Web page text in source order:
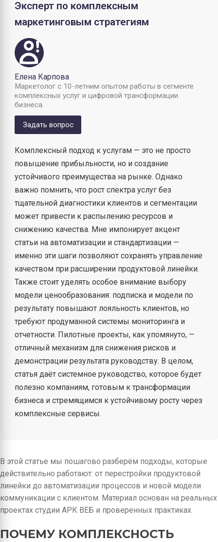
Эксперт по комплексным
маркетинговым стратегиям
Елена Карпова
Маркетолог с 10-летним опытом работы в сегменте
комплексных услуг и цифровой трансформации
бизнеса.
Задать вопрос
Комплексный подход к услугам — это не просто
повышение прибыльности, но и создание
устойчивого преимущества на рынке. Однако
важно помнить, что рост спектра услуг без
тщательной диагностики клиентов и сегментации
может привести к распылению ресурсов и
снижению качества. Мне импонирует акцент
статьи на автоматизации и стандартизации —
именно эти шаги позволяют сохранять управление
качеством при расширении продуктовой линейки.
Также стоит уделять особое внимание выбору
модели ценообразования: подписка и модели по
результату повышают лояльность клиентов, но
требуют продуманной системы мониторинга и
отчетности. Пилотные проекты, как упомянуто, —
отличный механизм для снижения рисков и
демонстрации результата руководству. В целом,
статья даёт системное руководство, которое будет
полезно компаниям, готовым к трансформации
бизнеса и стремящимся к устойчивому росту через
комплексные сервисы.
В этой статье мы пошагово разберём подходы, которые
действительно работают: от перестройки продуктовой
линейки до автоматизации процессов и новой модели
коммуникации с клиентом. Материал основан на реальных
проектах студии АРК ВЕБ и проверенных практиках.
ПОЧЕМУ КОМПЛЕКСНОСТЬ